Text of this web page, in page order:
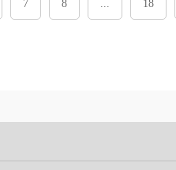
7 8 ... 18